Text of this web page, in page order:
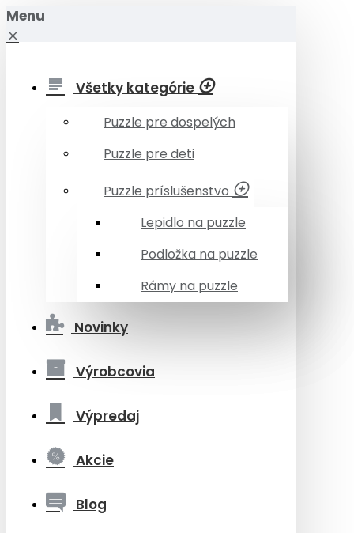
Menu
Všetky kategórie
Puzzle pre dospelých
Puzzle pre deti
Puzzle príslušenstvo
Lepidlo na puzzle
Podložka na puzzle
Rámy na puzzle
Novinky
Výrobcovia
Výpredaj
Akcie
Blog